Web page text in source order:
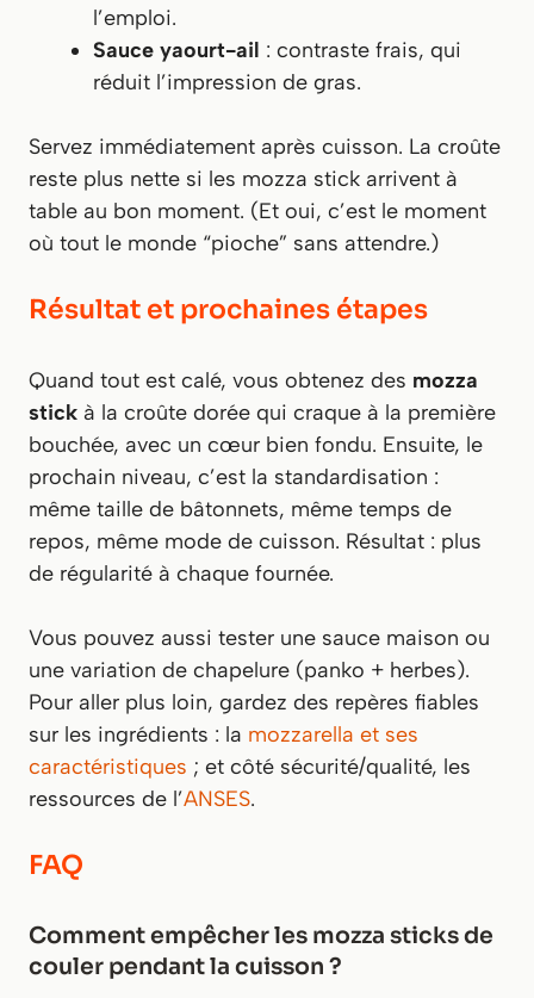
l’emploi.
Sauce yaourt-ail : contraste frais, qui
réduit l’impression de gras.
Servez immédiatement après cuisson. La croûte
reste plus nette si les mozza stick arrivent à
table au bon moment. (Et oui, c’est le moment
où tout le monde “pioche” sans attendre.)
Résultat et prochaines étapes
Quand tout est calé, vous obtenez des mozza
stick à la croûte dorée qui craque à la première
bouchée, avec un cœur bien fondu. Ensuite, le
prochain niveau, c’est la standardisation :
même taille de bâtonnets, même temps de
repos, même mode de cuisson. Résultat : plus
de régularité à chaque fournée.
Vous pouvez aussi tester une sauce maison ou
une variation de chapelure (panko + herbes).
Pour aller plus loin, gardez des repères fiables
sur les ingrédients : la mozzarella et ses
caractéristiques ; et côté sécurité/qualité, les
ressources de l’ANSES.
FAQ
Comment empêcher les mozza sticks de
couler pendant la cuisson ?